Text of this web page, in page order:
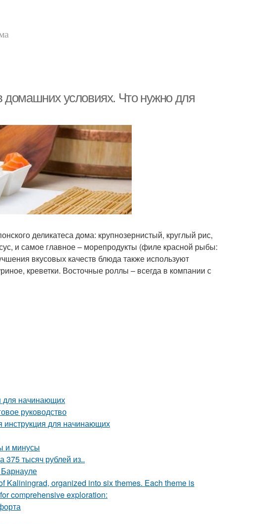
домашних условиях. Что нужно для
деликатеса дома: крупнозернистый, круглый рис,
и самое главное – морепродукты (филе красной рыбы:
вкусовых качеств блюда также используют
креветки. Восточные роллы – всегда в компании с
для начинающих
руководство
для начинающих
и минусы
375 тысяч рублей из..
Kaliningrad, organized into six themes. Each theme is
comprehensive exploration: